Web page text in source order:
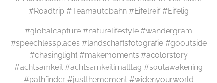
#Roadtrip #Teamautobahn #Eifelreif #Eifelig
#globalcapture #naturelifestyle #wandergram
#speechlessplaces #landschaftsfotografie #gooutside
#chasinglight #makemoments #acolorstory
#achtsamkeit #achtsamkeitimalltag #soulawakening
#pathfinder #justthemoment #widenyourworld